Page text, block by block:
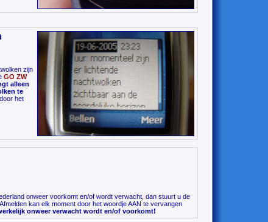
zijn
GO ZW
alleen
te
het
onweer voorkomt en/of wordt verwacht, dan stuurt u de
kan elk moment door het woordje AAN te vervangen
onweer verwacht wordt en/of voorkomt!